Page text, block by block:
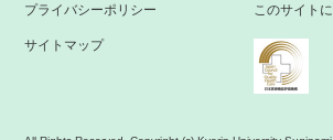
プライバシーポリシー このサイト
サイトマップ